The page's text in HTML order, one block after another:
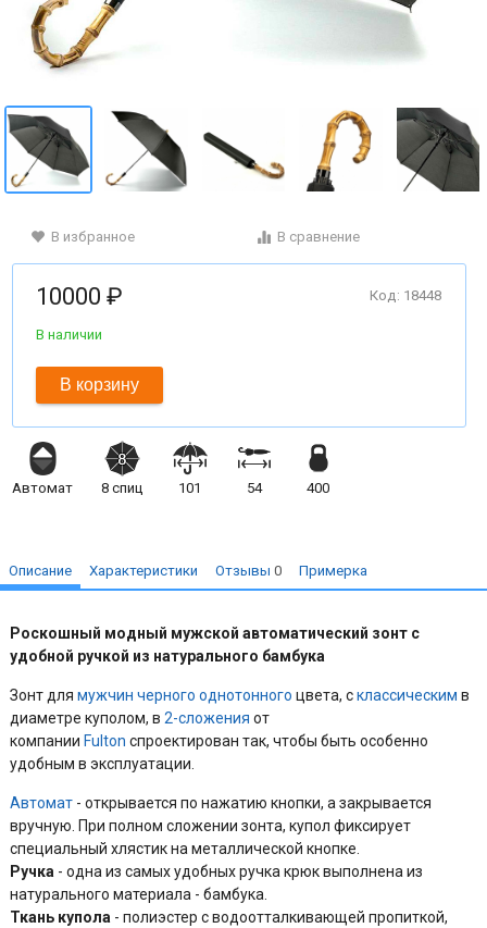
В избранное В сравнение
Код: 18448
10000 ₽
В наличии
В корзину
Автомат 8 спиц 101 54 400
Описание
Роскошный модный мужской автоматический зонт с
удобной ручкой из натурального бамбука
Зонт длямужчин черного однотонного цвета, склассическимв
диаметре куполом, в2-сложения от
компании Fultonспроектирован так, чтобы быть особенно
удобным в эксплуатации.
Автомат - открывается по нажатию кнопки, а закрывается
вручную. При полном сложении зонта, купол фиксирует
специальный хлястик на металлической кнопке.
Ручка - одна из самых удобных ручка крюк выполнена из
натурального материала - бамбука.
Ткань купола - полиэстер с водоотталкивающей пропиткой,
Характеристики Отзывы0 Примерка